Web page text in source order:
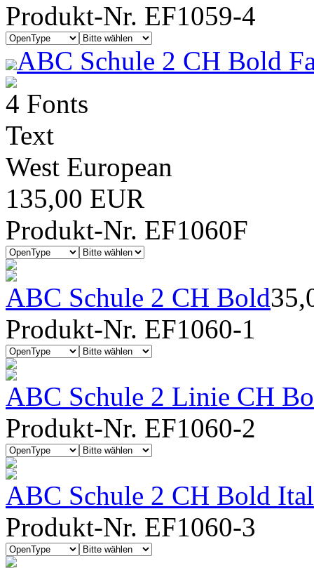
Produkt-Nr. EF1059-4
ABC Schule 2 CH Bold
4 Fonts
Text
West European
135,00 EUR
Produkt-Nr. EF1060F
ABC Schule 2 CH Bold
Produkt-Nr. EF1060-1
ABC Schule 2 Linie CH
Produkt-Nr. EF1060-2
ABC Schule 2 CH Bold
Produkt-Nr. EF1060-3